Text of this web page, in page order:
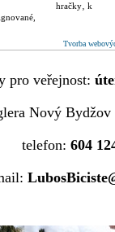
hračky‚ k
Tvorba
pro veřejnost:
Nový
telefon: 604